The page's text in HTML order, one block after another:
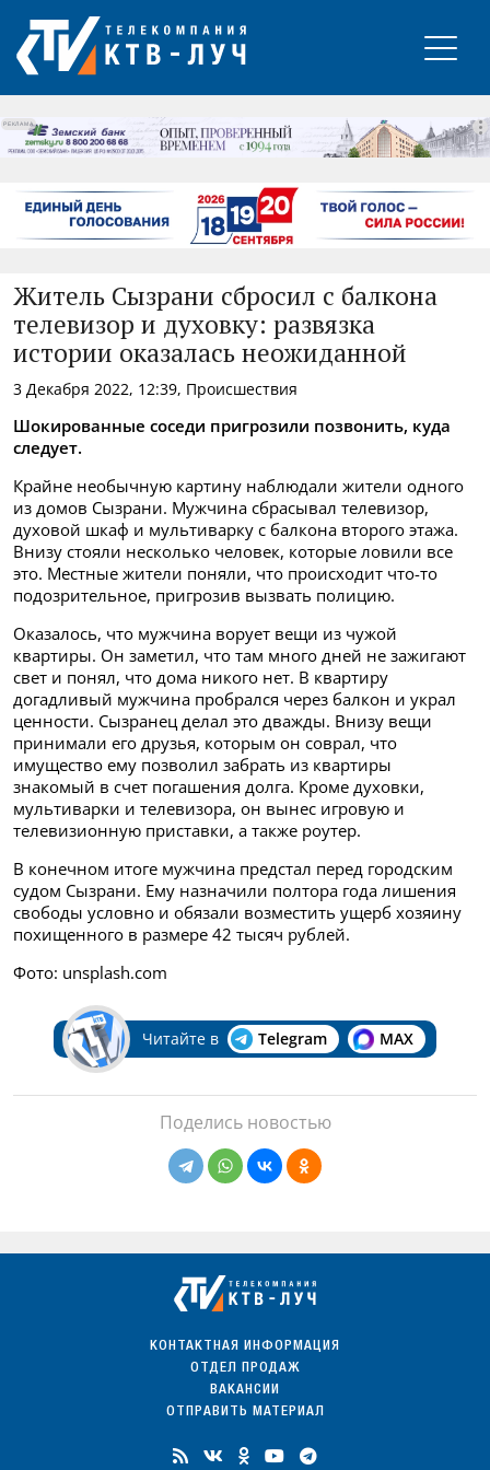
РЕКЛАМА
Житель Сызрани сбросил с балкона
телевизор и духовку: развязка
истории оказалась неожиданной
3 Декабря 2022, 12:39, Происшествия
Шокированные соседи пригрозили позвонить, куда
следует.
Крайне необычную картину наблюдали жители одного
из домов Сызрани. Мужчина сбрасывал телевизор,
духовой шкаф и мультиварку с балкона второго этажа.
Внизу стояли несколько человек, которые ловили все
это. Местные жители поняли, что происходит что-то
подозрительное, пригрозив вызвать полицию.
Оказалось, что мужчина ворует вещи из чужой
квартиры. Он заметил, что там много дней не зажигают
свет и понял, что дома никого нет. В квартиру
догадливый мужчина пробрался через балкон и украл
ценности. Сызранец делал это дважды. Внизу вещи
принимали его друзья, которым он соврал, что
имущество ему позволил забрать из квартиры
знакомый в счет погашения долга. Кроме духовки,
мультиварки и телевизора, он вынес игровую и
телевизионную приставки, а также роутер.
В конечном итоге мужчина предстал перед городским
судом Сызрани. Ему назначили полтора года лишения
свободы условно и обязали возместить ущерб хозяину
похищенного в размере 42 тысяч рублей.
Фото: unsplash.com
Читайте в Telegram MAX
Поделись новостью
КОНТАКТНАЯ ИНФОРМАЦИЯ
ОТДЕЛ ПРОДАЖ
ВАКАНСИИ
ОТПРАВИТЬ МАТЕРИАЛ